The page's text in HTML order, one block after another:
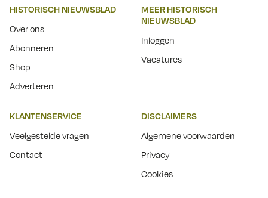
HISTORISCH NIEUWSBLAD
Over ons
Abonneren
Shop
Adverteren
MEER HISTORISCH
NIEUWSBLAD
Inloggen
Vacatures
KLANTENSERVICE
Veelgestelde vragen
Contact
DISCLAIMERS
Algemene voorwaarden
Privacy
Cookies